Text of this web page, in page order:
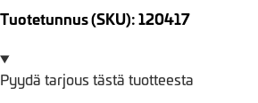
Tuotetunnus (SKU): 120417
Pyydä tarjous tästä tuotteesta